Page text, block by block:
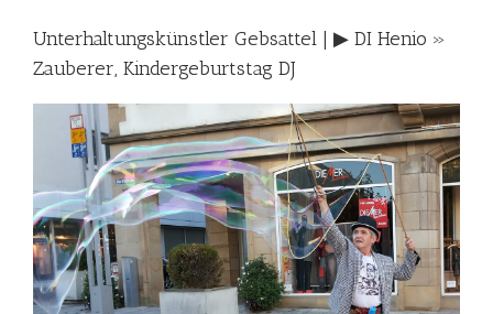
Unterhaltungskünstler Gebsattel | ▶︎ DI Henio »
Zauberer, Kindergeburtstag DJ